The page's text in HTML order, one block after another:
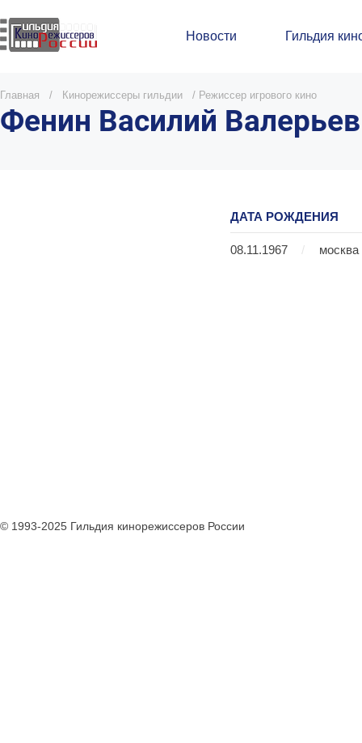
Новости Гильдия
Главная / Кинорежиссеры гильдии / Режиссер игрового кино
Фенин Василий
ДАТА РОЖДЕНИЯ
08.11.1967 / москва
© 1993-2025 Гильдия кинорежиссеров России